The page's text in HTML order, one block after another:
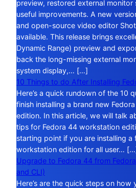
preview, restored external monitor
useful improvements. A new
and open-source video editor
available. This release brings
Dynamic Range) preview and
back the long-missing external
system display,… […]
10 Things to do After Installing
Here’s a quick rundown of the 10
finish installing a brand new
edition. In this article, we will talk
tips for Fedora 44 workstation
starting point if you are installing a
workstation edition for all user…
Upgrade to Fedora 44 from
and CLI)
Here’s are the quick steps on